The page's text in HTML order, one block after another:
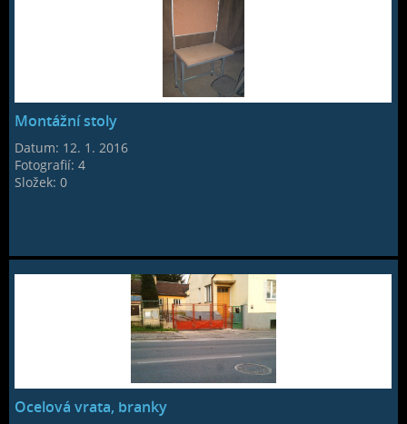
Montážní stoly
Datum: 12. 1. 2016
Fotografií:4
Složek:0
Ocelová vrata, branky